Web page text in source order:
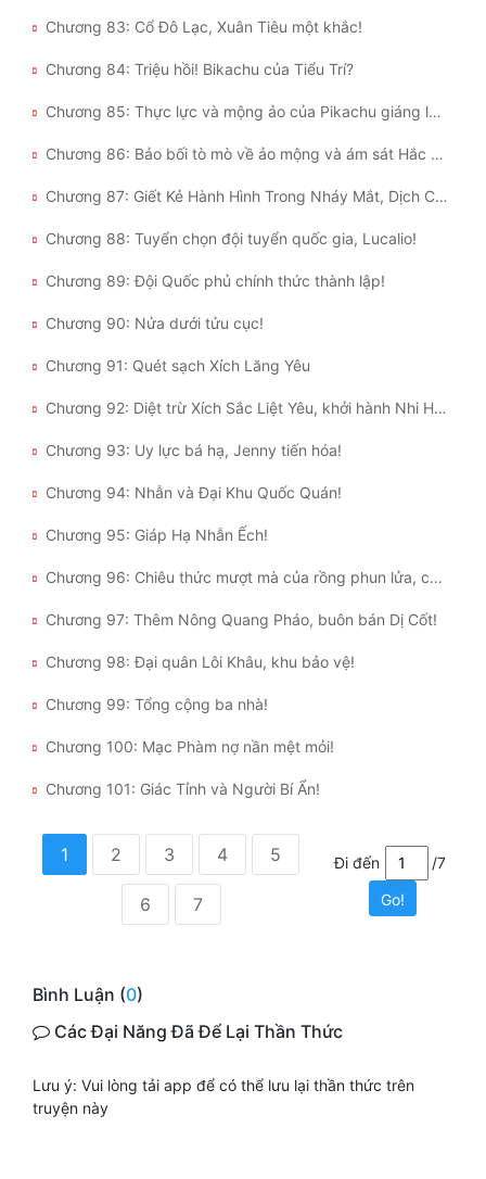
Chương 83: Cổ Đô Lạc, Xuân Tiêu một khắc!
Chương 84: Triệu hồi! Bikachu của Tiểu Trí?
Chương 85: Thực lực và mộng ảo của Pikachu giáng lâm!
Chương 86: Bảo bối tò mò về ảo mộng và ám sát Hắc Ám Đình!
Chương 87: Giết Kẻ Hành Hình Trong Nháy Mắt, Dịch Chuyển Vòng Tay!
Chương 88: Tuyển chọn đội tuyển quốc gia, Lucalio!
Chương 89: Đội Quốc phủ chính thức thành lập!
Chương 90: Nửa dưới tửu cục!
Chương 91: Quét sạch Xích Lăng Yêu
Chương 92: Diệt trừ Xích Sắc Liệt Yêu, khởi hành Nhi Hồng Quốc!
Chương 93: Uy lực bá hạ, Jenny tiến hóa!
Chương 94: Nhẫn và Đại Khu Quốc Quán!
Chương 95: Giáp Hạ Nhẫn Ếch!
Chương 96: Chiêu thức mượt mà của rồng phun lửa, chiến trường biển!
Chương 97: Thêm Nông Quang Pháo, buôn bán Dị Cốt!
Chương 98: Đại quân Lôi Khâu, khu bảo vệ!
Chương 99: Tổng cộng ba nhà!
Chương 100: Mạc Phàm nợ nần mệt mỏi!
Chương 101: Giác Tỉnh và Người Bí Ẩn!
1 2 3 4 5
6 7
Đi đến
/7
Go!
Bình Luận (0)
Các Đại Năng Đã Để Lại Thần Thức
Lưu ý: Vui lòng tải app để có thể lưu lại thần thức trên
truyện này